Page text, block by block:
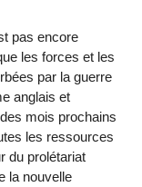
pas encore
les forces et les
par la guerre
anglais et
mois prochains
les ressources
du prolétariat
la nouvelle